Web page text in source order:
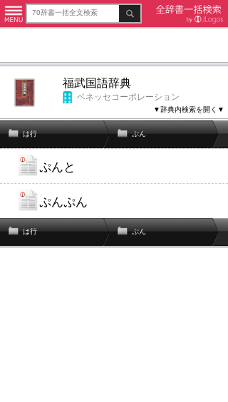
福武国語辞典
ベネッセコーポレーション
▼辞典内検索を開く▼
は行 ぷん
ぷんと
ぷんぷん
は行 ぷん